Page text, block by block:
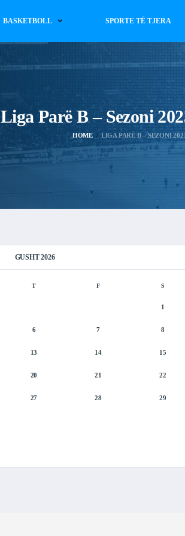
BASKETBOLL SPORTE TË TJERA
Liga Parë B – Sezoni
HOME LIGA PARË B – SEZONI
GUSHT 2026
T F S
1
6 7 8
13 14 15
20 21 22
27 28 29